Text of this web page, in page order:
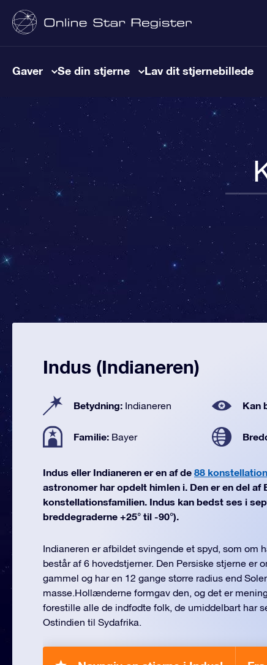
Gaver Se din stjerne Lav dit stjernebillede
Indus (Indianeren)
Betydning: Indianeren Kan
Familie: Bayer
Indus eller Indianeren er en af de 88
astronomer har opdelt himlen i. Den er en del af
konstellationsfamilien. Indus kan bedst ses i
breddegraderne +25° til -90°).
Indianeren er afbildet svingende et spyd, som om
består af 6 hovedstjerner. Den Persiske stjerne er
gammel og har en 12 gange større radius end
masse.Hollænderne formgav den, og det er
forestille alle de indfødte folk, de umiddelbart har
Ostindien til Sydafrika.